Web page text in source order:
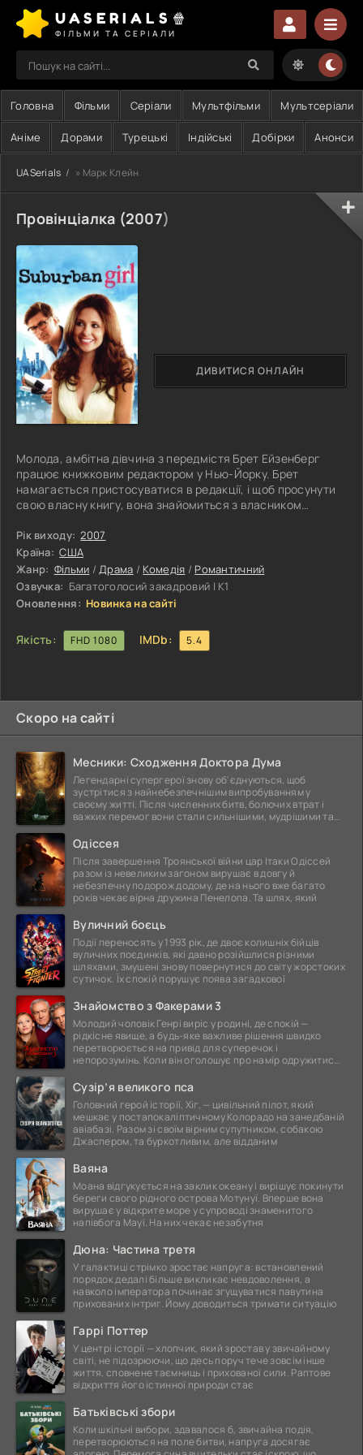
UASERIALS🍿
ФІЛЬМИ ТА СЕРІАЛИ
Головна Фільми Серіали Мультфільми Мультсеріали
Аніме Дорами Турецькі Індійські Добірки Анонси
UASerials » Марк Клейн
Провінціалка (2007)
Молода, амбітна дівчина з передмістя Брет Ейзенберг
працює книжковим редактором у Нью-Йорку. Брет
намагається пристосуватися в редакції, і щоб просунути
свою власну книгу, вона знайомиться з власником
жіночою увагою, Арчі Ніксоном. Познайомившись ближче
з Арчі, Брет опиняється в такому бажаному світі
письменників, від якого так далекий її зрадливий
бойфренд. Вона кидає його, втомлена від постійних зрад і
його ідіотських вчинків, і занурюється в
Рік виходу: 2007
Країна: США
Жанр: Фільми /Драма / Комедія / Романтичний
Озвучка: Багатоголосий закадровий | К1
Оновлення: Новинка на сайті
Якість: FHD 1080 IMDb: 5.4
ДИВИТИСЯ ОНЛАЙН
Скоро на сайті
Месники: Сходження Доктора Дума
Легендарні супергерої знову об'єднуються, щоб
зустрітися з найнебезпечнішим випробуванням у
своєму житті. Після численних битв, болючих втрат і
важких перемог вони стали сильнішими, мудрішими та
Одіссея
Після завершення Троянської війни цар Ітаки Одіссей
разом із невеликим загоном вирушає в довгу й
небезпечну подорож додому, де на нього вже багато
років чекає вірна дружина Пенелопа. Та шлях, який
Вуличний боєць
Події переносять у 1993 рік, де двоє колишніх бійців
вуличних поєдинків, які давно розійшлися різними
шляхами, змушені знову повернутися до світу жорстоких
сутичок. Їх спокій порушує поява загадкової
Знайомство з Факерами 3
Молодий чоловік Генрі виріс у родині, де спокій —
рідкісне явище, а будь-яке важливе рішення швидко
перетворюється на привід для суперечок і
непорозумінь. Коли він оголошує про намір одружитися,
Сузір’я великого пса
Головний герой історії, Хіг, — цивільний пілот, який
мешкає у постапокаліптичному Колорадо на занедбаній
авіабазі. Разом зі своїм вірним супутником, собакою
Джаспером, та буркотливим, але відданим
Ваяна
Моана відгукується на заклик океану і вирішує покинути
береги свого рідного острова Мотунуї. Вперше вона
вирушає у відкрите море у супроводі знаменитого
напівбога Мауї. На них чекає незабутня
Дюна: Частина третя
У галактиці стрімко зростає напруга: встановлений
порядок дедалі більше викликає невдоволення, а
навколо імператора починає згущуватися павутина
прихованих інтриг. Йому доводиться тримати ситуацію
Гаррі Поттер
У центрі історії — хлопчик, який зростав у звичайному
світі, не підозрюючи, що десь поруч тече зовсім інше
життя, сповнене таємниць і прихованої сили. Раптове
відкриття його істинної природи стає
Батьківські збори
Коли шкільні вибори, здавалося б, звичайна подія,
перетворюються на поле битви, напруга досягає